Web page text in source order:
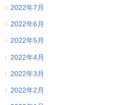
2022年7月
2022年6月
2022年5月
2022年4月
2022年3月
2022年2月